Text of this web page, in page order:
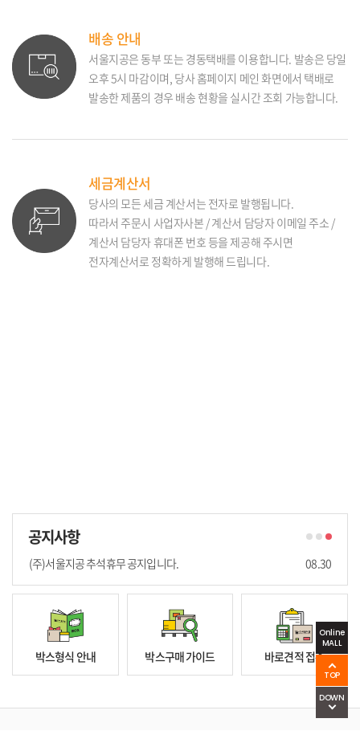
배송 안내
서울지공은 동부 또는 경동택배를 이용합니다. 발송은 당일
오후 5시 마감이며, 당사 홈페이지 메인 화면에서 택배로
발송한 제품의 경우 배송 현황을 실시간 조회 가능합니다.
세금계산서
당사의 모든 세금 계산서는 전자로 발행됩니다.
따라서 주문시 사업자사본 / 계산서 담당자 이메일 주소 /
계산서 담당자 휴대폰 번호 등을 제공해 주시면
전자계산서로 정확하게 발행해 드립니다.
공지사항
(주)서울지공 추석휴무 공지입니다.
08.30
(주) 서울지공 하계휴가 기간 공지 입니다.
궁금증 관련 공지사항 입니다.
(주)서울지공 추석휴무 공지입니다.
08.30
(주) 서울지공 하계휴가 기간 공지 입니다.
07.10
궁금증 관련 공지사항 입니다.
10.24
(주)서울지공 추석휴무 공지입니다.
박스형식 안내 박스구매 가이드 바로견적 접수
Online
MALL
TOP
DOWN